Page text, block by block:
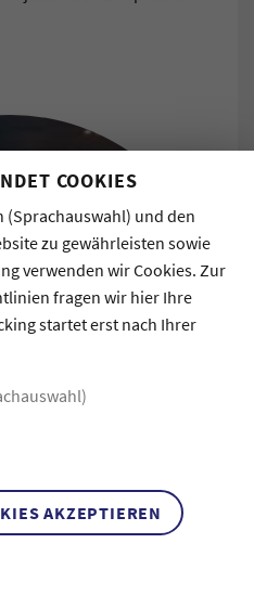
COOKIES
und den
zu gewährleisten sowie
verwenden wir Cookies. Zur
fragen wir hier Ihre
startet erst nach Ihrer
AKZEPTIEREN